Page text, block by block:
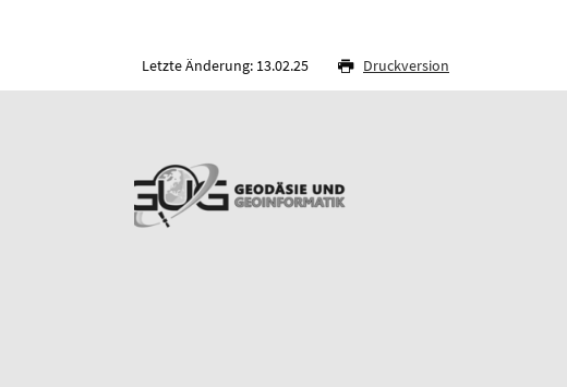
Letzte Änderung: 13.02.25 Druckversion